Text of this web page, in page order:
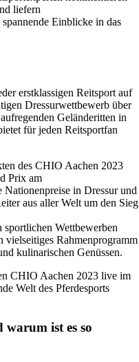
liefern
Einblicke in das
erstklassigen Reitsport auf
Dressurwettbewerb über
Geländeritten in
für jeden Reitsportfan
des CHIO Aachen 2023
Prix am
in Dressur und
aus aller Welt um den Sieg
sportlichen Wettbewerben
vielseitiges Rahmenprogramm
kulinarischen Genüssen.
CHIO Aachen 2023 live im
Welt des Pferdesports
ist es so